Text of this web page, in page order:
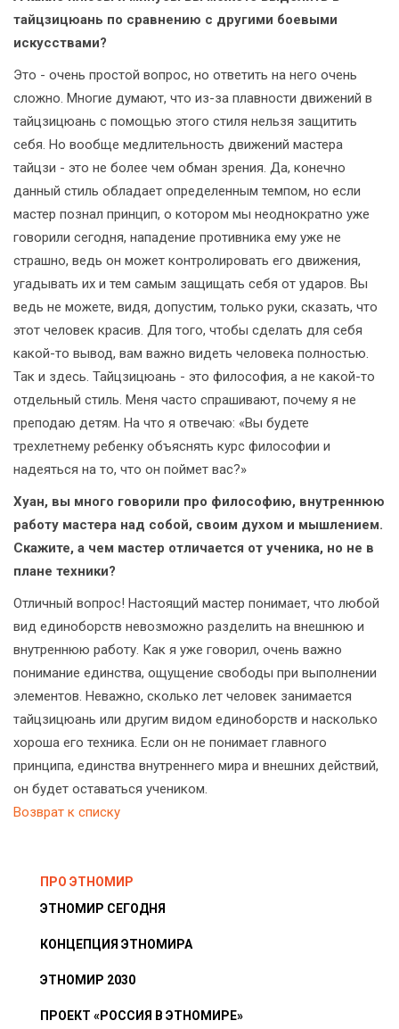
тайцзицюань по сравнению с другими боевыми
искусствами?
Это - очень простой вопрос, но ответить на него очень
сложно. Многие думают, что из-за плавности движений в
тайцзицюань с помощью этого стиля нельзя защитить
себя. Но вообще медлительность движений мастера
тайцзи - это не более чем обман зрения. Да, конечно
данный стиль обладает определенным темпом, но если
мастер познал принцип, о котором мы неоднократно уже
говорили сегодня, нападение противника ему уже не
страшно, ведь он может контролировать его движения,
угадывать их и тем самым защищать себя от ударов. Вы
ведь не можете, видя, допустим, только руки, сказать, что
этот человек красив. Для того, чтобы сделать для себя
какой-то вывод, вам важно видеть человека полностью.
Так и здесь. Тайцзицюань - это философия, а не какой-то
отдельный стиль. Меня часто спрашивают, почему я не
преподаю детям. На что я отвечаю: «Вы будете
трехлетнему ребенку объяснять курс философии и
надеяться на то, что он поймет вас?»
Хуан, вы много говорили про философию, внутреннюю
работу мастера над собой, своим духом и мышлением.
Скажите, а чем мастер отличается от ученика, но не в
плане техники?
Отличный вопрос! Настоящий мастер понимает, что любой
вид единоборств невозможно разделить на внешнюю и
внутреннюю работу. Как я уже говорил, очень важно
понимание единства, ощущение свободы при выполнении
элементов. Неважно, сколько лет человек занимается
тайцзицюань или другим видом единоборств и насколько
хороша его техника. Если он не понимает главного
принципа, единства внутреннего мира и внешних действий,
он будет оставаться учеником.
Возврат к списку
ПРО ЭТНОМИР
ЭТНОМИР СЕГОДНЯ
КОНЦЕПЦИЯ ЭТНОМИРА
ЭТНОМИР 2030
ПРОЕКТ «РОССИЯ В ЭТНОМИРЕ»